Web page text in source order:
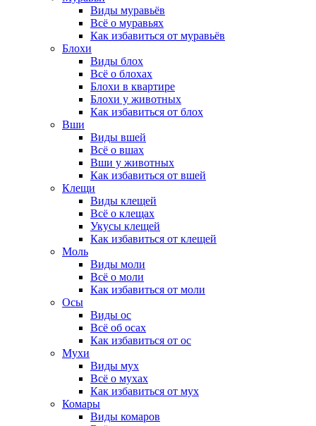
Виды муравьёв
Всё о муравьях
Как избавиться от муравьёв
Блохи
Виды блох
Всё о блохах
Блохи в квартире
Блохи у животных
Как избавиться от блох
Вши
Виды вшей
Всё о вшах
Вши у животных
Как избавиться от вшей
Клещи
Виды клещей
Всё о клещах
Укусы клещей
Как избавиться от клещей
Моль
Виды моли
Всё о моли
Как избавиться от моли
Осы
Виды ос
Всё об осах
Как избавиться от ос
Мухи
Виды мух
Всё о мухах
Как избавиться от мух
Комары
Виды комаров